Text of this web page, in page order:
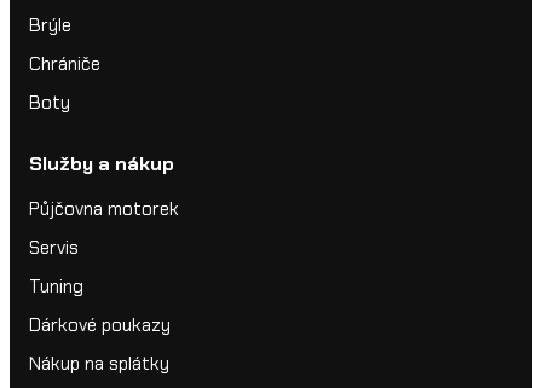
Brýle
Chrániče
Boty
Služby a nákup
Půjčovna motorek
Servis
Tuning
Dárkové poukazy
Nákup na splátky